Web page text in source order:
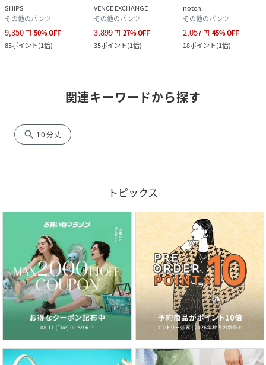
SHIPS
その他のパンツ
9,350円 50%OFF
85ポイント(1倍)
VENCE EXCHANGE
その他のパンツ
3,899円 27%OFF
35ポイント(1倍)
notch.
その他のパンツ
2,057円 45%OFF
18ポイント(1倍)
関連キーワードから探す
search 10分丈
トピックス